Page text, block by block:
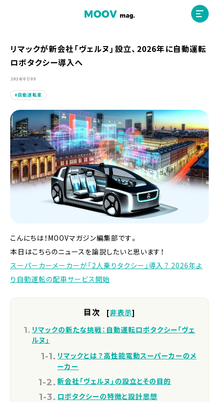
ホーム
MOOVマガジン利用規約
お問合せ
（ライター、配車スタッフ、デザイナー）
リマックが新会社「ヴェルヌ」設立、2026年に自動運転
ロボタクシー導入へ
2024/07/05
自動運転車
こんにちは！MOOVマガジン編集部です。
本日はこちらのニュースを論説したいと思います！
スーパーカーメーカーが「2人乗りタクシー」導入？ 2026年よ
り自動運転の配車サービス開始
目次 [非表示]
リマックの新たな挑戦：自動運転ロボタクシー「ヴェ
ルヌ」
リマックとは？高性能電動スーパーカーのメ
ーカー
新会社「ヴェルヌ」の設立とその目的
ロボタクシーの特徴と設計思想